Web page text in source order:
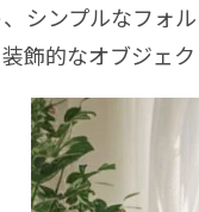
シンプルなフォ
飾的なオブジェ